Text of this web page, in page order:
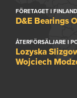
FÖRETAGET I FINLAND
D&E Bearings
ÅTERFÖRSÄLJARE I
Lozyska
Wojciech